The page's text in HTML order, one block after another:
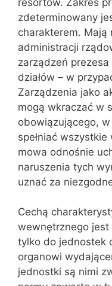
zdetermi‌nowany
charakterem. Mają
administracji
zarządzeń
działów – w
Zarządzenia jako
mogą wkraczać w
obowiązującego,
spełniać wszystkie
mowa odnośnie
naruszenia tych
uznać za
Cechą
wewnętrznego
tylko do jednostek
organowi
jednostki są nimi